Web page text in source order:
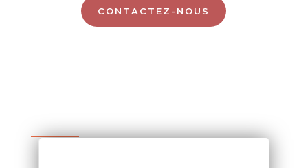
CONTACTEZ-NOUS